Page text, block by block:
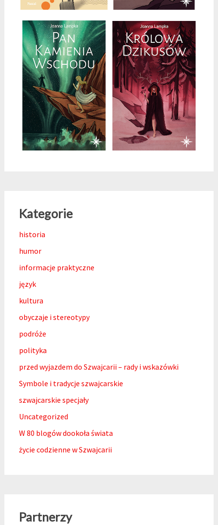
Kategorie
historia
humor
informacje praktyczne
język
kultura
obyczaje i stereotypy
podróże
polityka
przed wyjazdem do Szwajcarii – rady i wskazówki
Symbole i tradycje szwajcarskie
szwajcarskie specjały
Uncategorized
W 80 blogów dookoła świata
życie codzienne w Szwajcarii
Partnerzy